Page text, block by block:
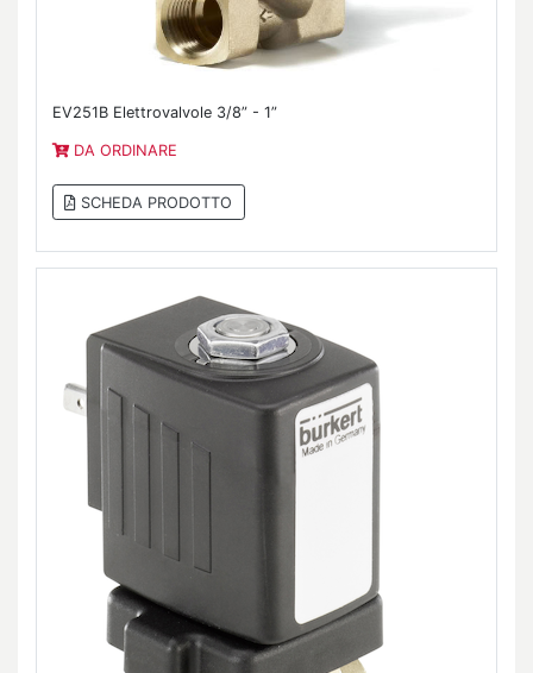
EV251B Elettrovalvole 3/8” - 1”
DA ORDINARE
SCHEDA PRODOTTO